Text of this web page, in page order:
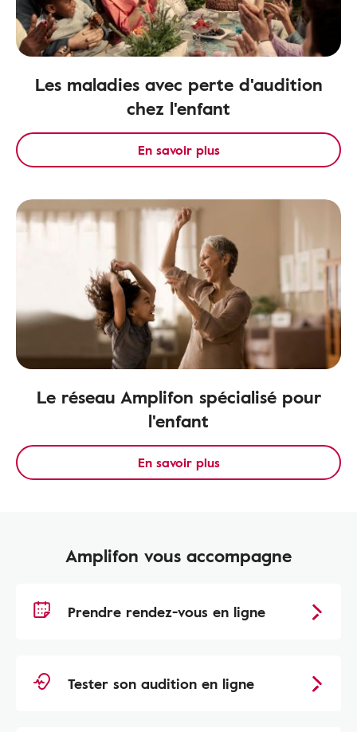
Les maladies avec perte d'audition
chez l'enfant
En savoir plus
Le réseau Amplifon spécialisé pour
l'enfant
En savoir plus
Amplifon vous accompagne
Prendre rendez-vous en ligne
Tester son audition en ligne